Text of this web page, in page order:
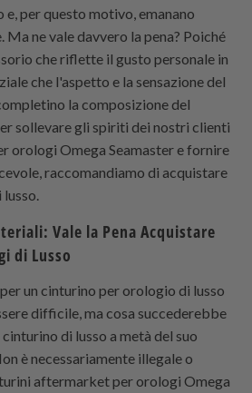
per questo motivo, emanano
Ma ne vale davvero la pena? Poiché
che riflette il gusto personale in
che l'aspetto e la sensazione del
la composizione del
sollevare gli spiriti dei nostri clienti
orologi Omega Seamaster e fornire
raccomandiamo di acquistare
Vale la Pena Acquistare
di Lusso
un cinturino per orologio di lusso
difficile, ma cosa succederebbe
di lusso a metà del suo
è necessariamente illegale o
aftermarket per orologi Omega